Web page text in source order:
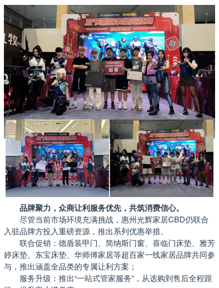
品牌聚力，众商让利服务优先，共筑消费信心。
尽管当前市场环境充满挑战，惠州光辉家居CBD仍联合
入驻品牌方投入重磅资源，推出系列优惠举措。
联合促销：德盾装甲门、简纳斯门窗、喜临门床垫、雅芳
婷床垫、东宝床垫、华师傅家居等超百家一线家居品牌共同参
与，推出涵盖全品类的专属让利方案；
服务升级：推出“一站式管家服务”，从选购到售后全程跟